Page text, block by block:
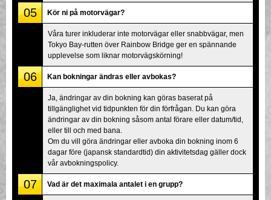
05 Kör ni på motorvägar?
Våra turer inkluderar inte motorvägar eller snabbvägar, men
Tokyo Bay-rutten över Rainbow Bridge ger en spännande
upplevelse som liknar motorvägskörning!
06 Kan bokningar ändras eller avbokas?
Ja, ändringar av din bokning kan göras baserat på
tillgänglighet vid tidpunkten för din förfrågan. Du kan göra
ändringar av din bokning såsom antal förare eller datum/tid,
eller till och med bana.
Om du vill göra ändringar eller avboka din bokning inom 6
dagar före (japansk standardtid) din aktivitetsdag gäller dock
vår avbokningspolicy.
07 Vad är det maximala antalet i en grupp?